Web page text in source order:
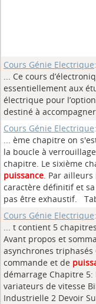
Cours Génie Electrique:
... Ce cours
essentiellement aux
électrique pour
destiné à
Cours Génie Electrique:
... ème chapitre on
la boucle à
chapitre. Le sixième
puissance. Par
caractère définitif et
pas être exhaustif.
Cours Génie Electrique:
... t contient 5
Avant propos et
asynchrones
commande et de
démarrage Chapitre 5:
variateurs de vitesse
Industrielle 2 Devoir